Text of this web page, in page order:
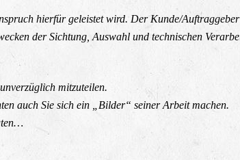
hierfür geleistet wird. Der Kunde/
der Sichtung, Auswahl und technischen
mitzuteilen.
auch Sie sich ein „Bilder“ seiner Arbeit machen.